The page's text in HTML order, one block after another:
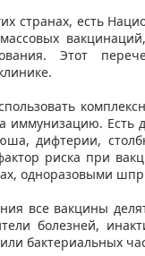
странах, есть
Этот
иммунизацию. Есть
дифтерии,
риска при
одноразовыми
все вакцины
болезней,
бактериальных